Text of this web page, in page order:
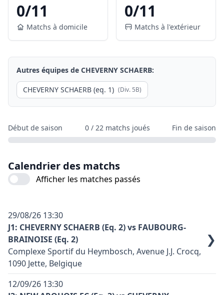
0/11
Matchs à domicile
0/11
Matchs à l'extérieur
Autres équipes de CHEVERNY SCHAERB:
CHEVERNY SCHAERB (eq. 1) (Div. 5B)
Début de saison 0/ 22matchs joués Fin de saison
Calendrier des matchs
Afficher les matches passés
29/08/26 13:30
J1: CHEVERNY SCHAERB (Eq. 2) vs FAUBOURG-
BRAINOISE (Eq. 2)
Complexe Sportif du Heymbosch, Avenue J.J. Crocq,
1090 Jette, Belgique
❯
Terrain synthétique: oui
Code terrain: J01
12/09/26 13:30